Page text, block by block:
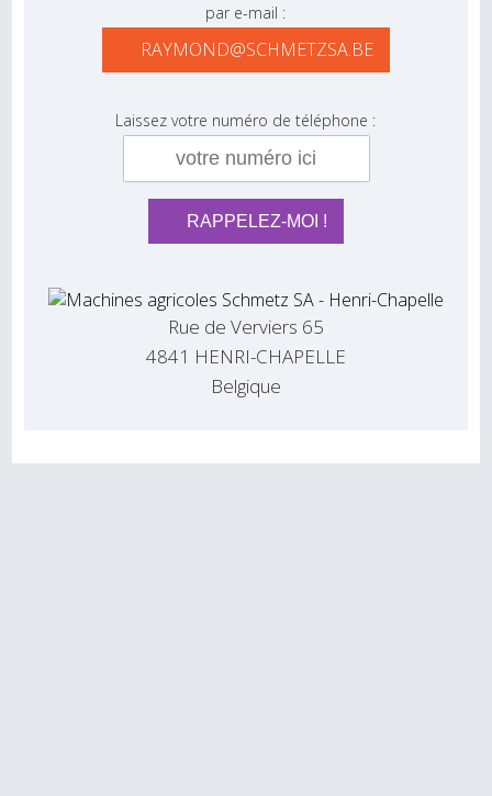
par e-mail :
RAYMOND@SCHMETZSA.BE
Laissez votre numéro de téléphone :
Rue de Verviers 65
4841 HENRI-CHAPELLE
Belgique